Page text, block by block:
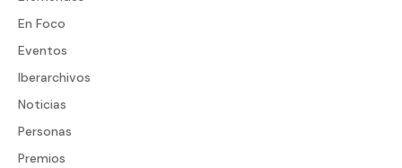
En Foco
Eventos
Iberarchivos
Noticias
Personas
Premios